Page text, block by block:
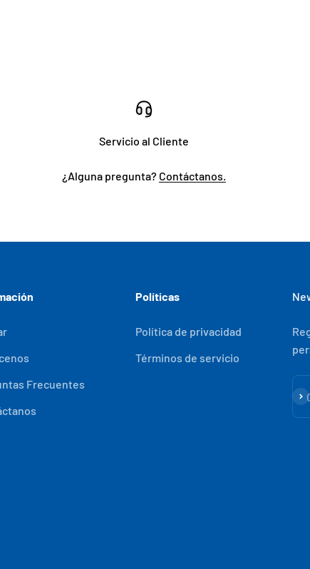
Servicio al Cliente
¿Alguna pregunta? Contáctanos.
Frecuentes
Políticas
Política de privacidad
Términos de servicio